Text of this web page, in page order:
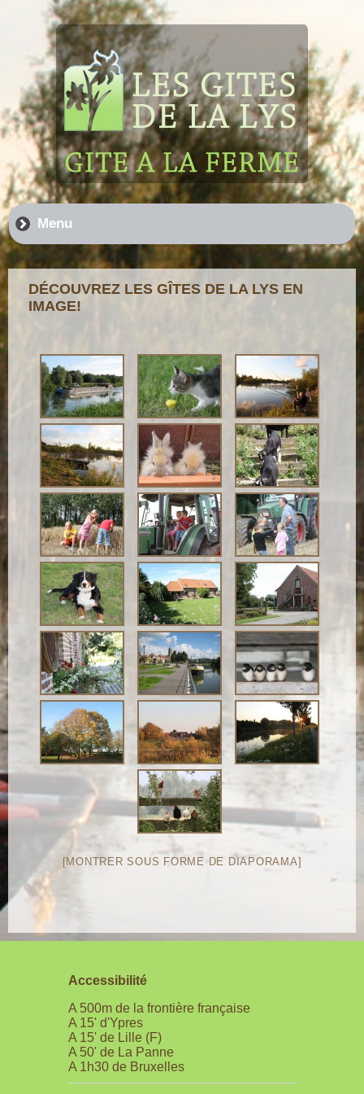
Menu
DÉCOUVREZ LES GÎTES DE LA LYS EN
IMAGE!
[MONTRER SOUS FORME DE DIAPORAMA]
Accessibilité
A 500m de la frontière française
A 15' d'Ypres
A 15' de Lille (F)
A 50' de La Panne
A 1h30 de Bruxelles